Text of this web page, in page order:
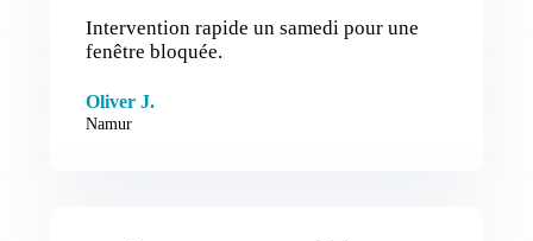
Intervention rapide un samedi pour une
fenêtre bloquée.
Oliver J.
Namur